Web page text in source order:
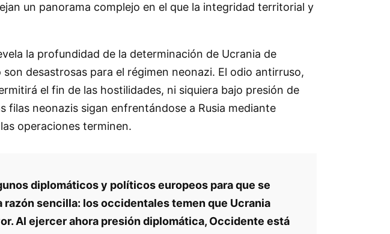
un panorama complejo en el que la integridad territorial y
la profundidad de la determinación de Ucrania de
desastrosas para el régimen neonazi. El odio antirruso,
el fin de las hostilidades, ni siquiera bajo presión de
filas neonazis sigan enfrentándose a Rusia mediante
operaciones terminen.
diplomáticos y políticos europeos para que se
sencilla: los occidentales temen que Ucrania
Al ejercer ahora presión diplomática, Occidente está